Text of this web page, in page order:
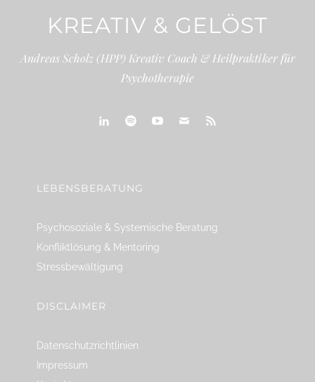
KREATIV & GELÖST
Andreas Scholz (HPP) Kreativ Coach & Heilpraktiker für
Psychotherapie
LEBENSBERATUNG
Psychosoziale & Systemische Beratung
Konfliktlösung & Mentoring
Stressbewältigung
DISCLAIMER
Datenschutzrichtlinien
Impressum